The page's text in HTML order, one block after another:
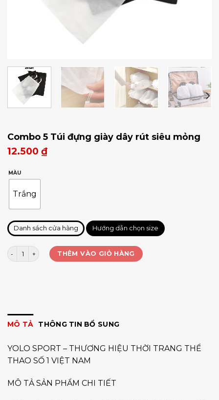
Combo 5 Túi đựng giày dây rút siêu mỏng
12.500 ₫
MÀU
Trắng
Danh sách cửa hàng Hướng dẫn chọn size
Combo 5 Túi đựng giày dây rút siêu mỏng số lượng
THÊM VÀO GIỎ HÀNG
MÔ TẢ THÔNG TIN BỔ SUNG
YOLO SPORT – THƯƠNG HIỆU THỜI TRANG THỂ
THAO SỐ 1 VIỆT NAM
MÔ TẢ SẢN PHẨM CHI TIẾT